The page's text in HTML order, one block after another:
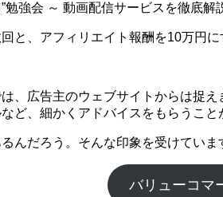
強会 ～ 動画配信サービスを徹底解
と、アフィリエイト報酬を10万円
、広告主のウェブサイトからは捉
ど、細かくアドバイスをもらうこと
んだろう。そんな印象を受けていま
バリューコマ